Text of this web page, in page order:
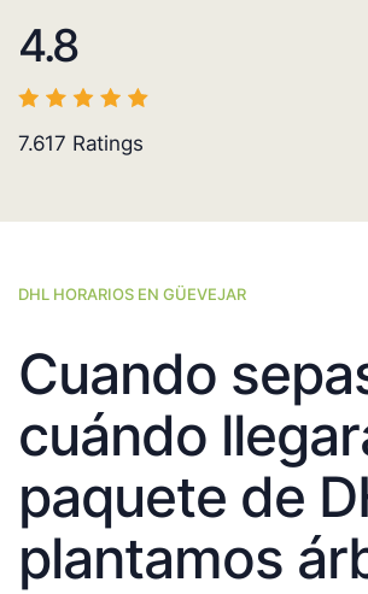
4.8
7.617 Ratings
DHL HORARIOS EN GÜEVEJAR
Cuando
cuándo
paquete de
plantamos